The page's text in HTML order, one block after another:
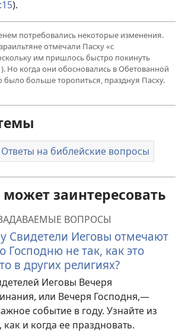
).
потребовались некоторые изменения.
отмечали Пасху «с
им пришлось быстро покинуть
). Но когда они обосновались в Обетованной
больше торопиться, празднуя Пасху.
Ответы на библейские вопросы
заинтересовать
ВОПРОСЫ
Свидетели Иеговы отмечают
Господню не так, как это
в других религиях?
Иеговы Вечеря
или Вечеря Господня,—
событие в году. Узнайте из
и когда ее праздновать.